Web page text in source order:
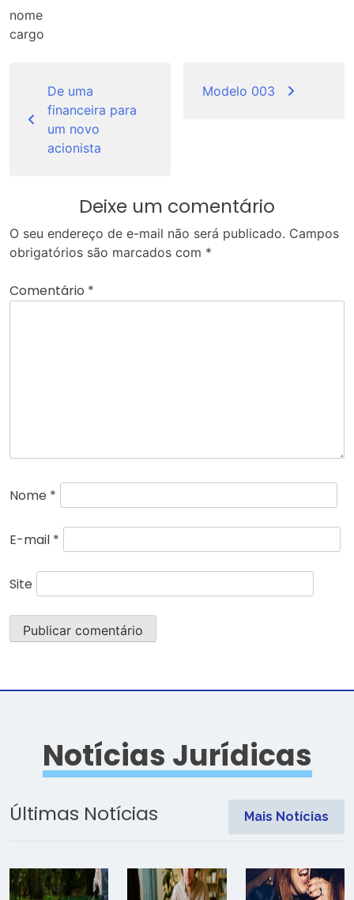
nome
cargo
Post
De uma
financeira para
um novo
acionista
Modelo 003
Deixe um comentário
O seu endereço de e-mail não será publicado. Campos
obrigatórios são marcados com *
Comentário *
Nome *
E-mail *
Site
Notícias Jurídicas
Últimas Notícias Mais Notícias